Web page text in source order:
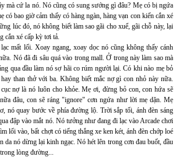
mà cứ la nó. Nó cũng có sung sướng gì đâu? Mẹ có bị ngứa
có bao giờ cảm thấy có hàng ngàn, hàng vạn con kiến cắn xé
lúc đó, nó không biết làm sao gãi cho xuể, gãi chỗ này, lại
cắn xé cấp kỳ tơi tả.
mất lối. Xoay ngang, xoay dọc nó cũng không thấy cánh
Nó đã đi sâu quá vào trong mall. Ở trong này làm sao mà
qua đầu làm nó sợ hãi co rúm người lại. Có khi nào mẹ bỏ
than thở với ba. Không biết mắc nợ gì con nhỏ này nữa.
nợ là nó luôn cho khỏe. Mẹ ơi, đừng bỏ con, con hứa sẽ
đâu, con sẽ ráng "ignore" cơn ngứa như lời mẹ dặn. Mẹ
nó quay bước về phía đường lộ. Trời sắp tối, ánh đèn sáng
đập vào mắt nó. Nó tưởng như đang đi lạc vào Arcade chơi
lối vào, bất chợt có tiếng thắng xe ken két, ánh đèn chớp loé
da nó dừng lại kinh ngạc. Nó hét lên trong cơn đau buốt, đầu
lòng đường...